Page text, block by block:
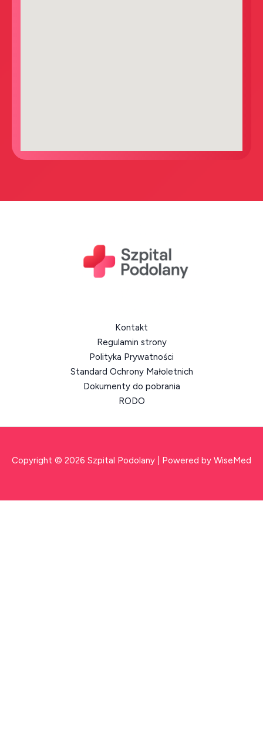
Kontakt
Regulamin strony
Polityka Prywatności
Standard Ochrony Małoletnich
Dokumenty do pobrania
RODO
Copyright © 2026 Szpital Podolany | Powered by WiseMed